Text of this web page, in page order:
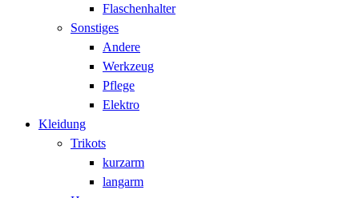
Flaschenhalter
Sonstiges
Andere
Werkzeug
Pflege
Elektro
Kleidung
Trikots
kurzarm
langarm